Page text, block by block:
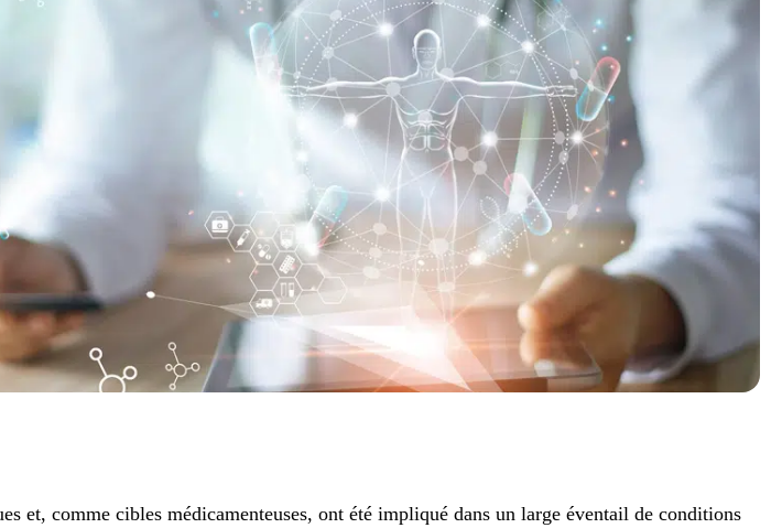
et, comme cibles médicamenteuses, ont été impliqué dans un large éventail de conditions